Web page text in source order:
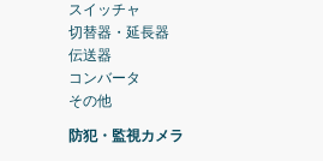
スイッチャ
切替器・延長器
伝送器
コンバータ
その他
防犯・監視カメラ